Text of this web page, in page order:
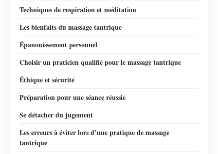
Techniques de respiration et méditation
Les bienfaits du massage tantrique
Épanouissement personnel
Choisir un praticien qualifié pour le massage tantrique
Éthique et sécurité
Préparation pour une séance réussie
Se détacher du jugement
Les erreurs à éviter lors d’une pratique de massage
tantrique